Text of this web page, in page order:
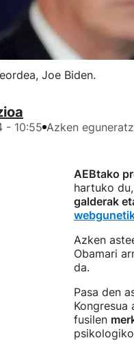
Joe Biden.
- 10:55 Azken
AEBtako
hartuko
galderak
Azken
Obamari
da.
Pasa den
Kongresua
fusilen